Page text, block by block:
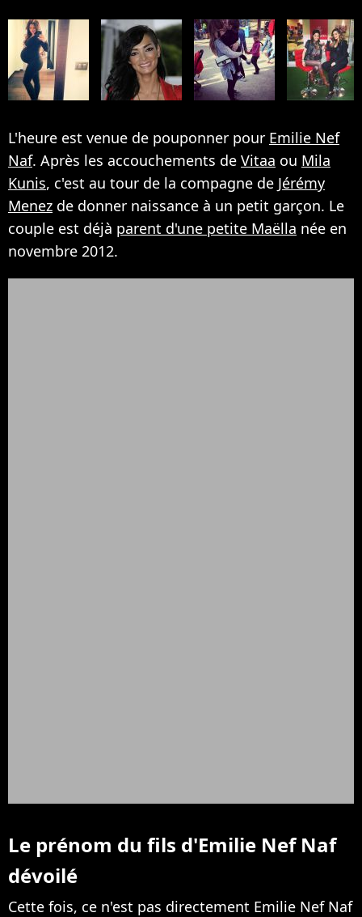
L'heure est venue de pouponner pour Emilie Nef
Naf. Après les accouchements de Vitaa ou Mila
Kunis, c'est au tour de la compagne de Jérémy
Menez de donner naissance à un petit garçon. Le
couple est déjà parent d'une petite Maëlla née en
novembre 2012.
Le prénom du fils d'Emilie Nef Naf
dévoilé
Cette fois, ce n'est pas directement Emilie Nef Naf